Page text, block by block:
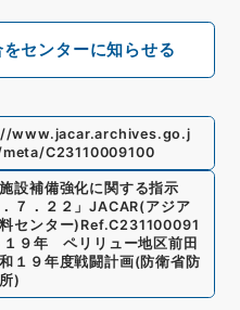
センターに知らせる
www.jacar.archives.go.j
C23110009100
設補備強化に関する指示
７．２２ 」JACAR(アジア
センター) Ref.C231100091
１９年 ペリリュー地区前田
１９年度戦闘計画(防衛省防
)